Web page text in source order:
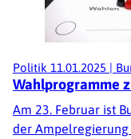
Politik 11.01.2025 |
Wahlprogramme
Am 23. Februar ist
der